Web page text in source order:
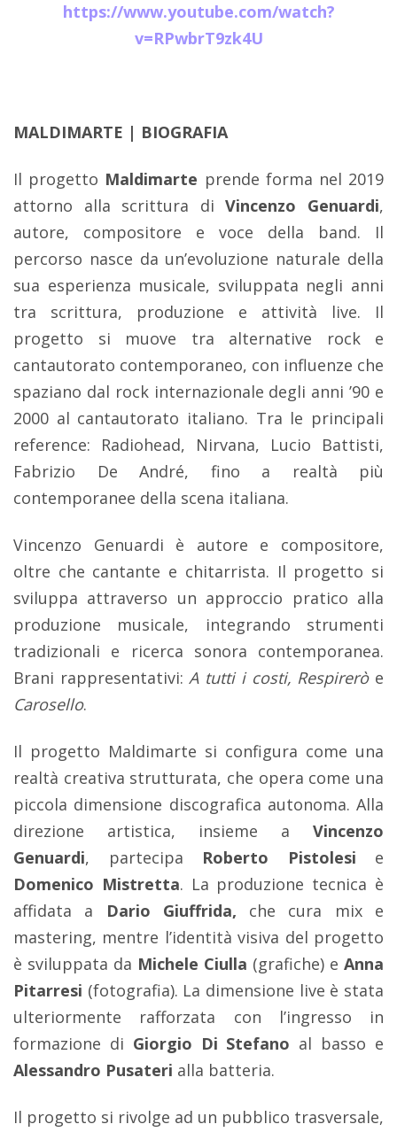
https://www.youtube.com/watch?
v=RPwbrT9zk4U
MALDIMARTE | BIOGRAFIA
Il progetto Maldimarte prende forma nel 2019
attorno alla scrittura diVincenzo Genuardi,
autore, compositore e voce della band. Il
percorso nasce da un’evoluzione naturale della
sua esperienza musicale, sviluppata negli anni
tra scrittura, produzione e attività live. Il
progetto si muove tra alternative rock e
cantautorato contemporaneo, con influenze che
spaziano dal rock internazionale degli anni ’90 e
2000 al cantautorato italiano. Tra le principali
reference: Radiohead, Nirvana, Lucio Battisti,
Fabrizio De André, fino a realtà più
contemporanee della scena italiana.
Vincenzo Genuardi è autore e compositore,
oltre che cantante e chitarrista. Il progetto si
sviluppa attraverso un approccio pratico alla
produzione musicale, integrando strumenti
tradizionali e ricerca sonora contemporanea.
Brani rappresentativi:A tutti i costi, Respirerò e
Carosello.
Il progetto Maldimarte si configura come una
realtà creativa strutturata, che opera come una
piccola dimensione discografica autonoma. Alla
direzione artistica, insieme a Vincenzo
Genuardi, partecipa Roberto Pistolesi e
Domenico Mistretta. La produzione tecnica è
affidata a
Dario Giuffrida, che cura mix e
mastering, mentre l’identità visiva del progetto
è sviluppata da Michele Ciulla (grafiche) e Anna
Pitarresi (fotografia). La dimensione live è stata
ulteriormente rafforzata con l’ingresso in
formazione di Giorgio Di Stefano al basso e
Alessandro Pusateri alla batteria.
Il progetto si rivolge ad un pubblico trasversale,